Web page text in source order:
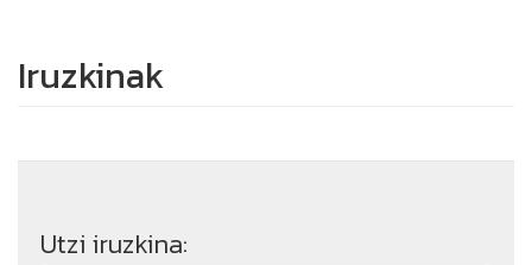
Iruzkinak
Utzi iruzkina: